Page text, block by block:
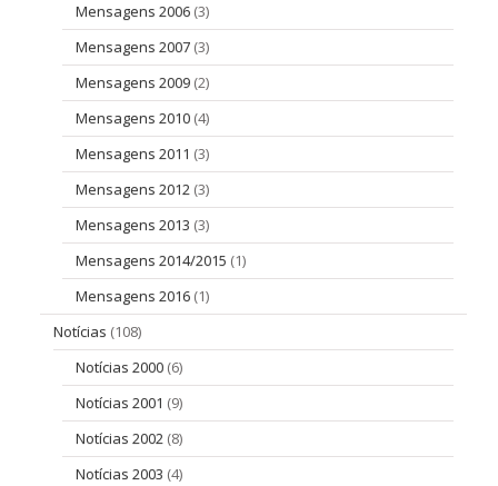
Mensagens 2006 (3)
Mensagens 2007 (3)
Mensagens 2009 (2)
Mensagens 2010 (4)
Mensagens 2011 (3)
Mensagens 2012 (3)
Mensagens 2013 (3)
Mensagens 2014/2015 (1)
Mensagens 2016 (1)
Notícias (108)
Notícias 2000 (6)
Notícias 2001 (9)
Notícias 2002 (8)
Notícias 2003 (4)